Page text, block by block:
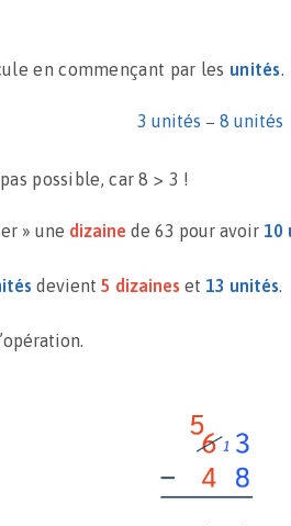
en commençant par les unités.
3 unités − 8 unités
possible, car 8 > 3 !
» une dizaine de 63 pour avoir 10
devient 5 dizaines et 13 unités.